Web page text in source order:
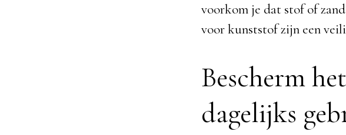
voorkom je dat stof of
voor kunststof zijn een
Bescherm
dagelijks